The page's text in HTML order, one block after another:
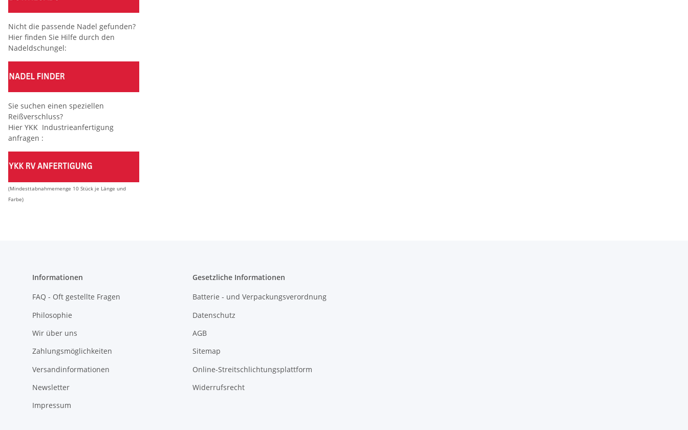
Nicht die passende Nadel gefunden?
Hier finden Sie Hilfe durch den
Nadeldschungel:
Sie suchen einen speziellen
Reißverschluss?
Hier YKK Industrieanfertigung
anfragen :
(Mindesttabnahmemenge 10 Stück je Länge und
Farbe)
Informationen
FAQ - Oft gestellte Fragen
Philosophie
Wir über uns
Zahlungsmöglichkeiten
Versandinformationen
Newsletter
Impressum
Gesetzliche Informationen
Batterie - und Verpackungsverordnung
Datenschutz
AGB
Sitemap
Online-Streitschlichtungsplattform
Widerrufsrecht